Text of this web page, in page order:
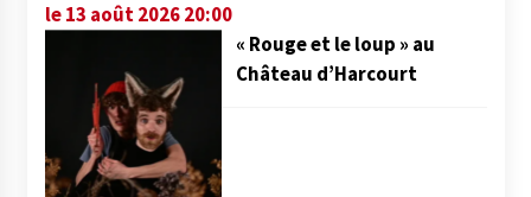
le 13 août 2026 20:00
« Rouge et le loup » au
Château d’Harcourt